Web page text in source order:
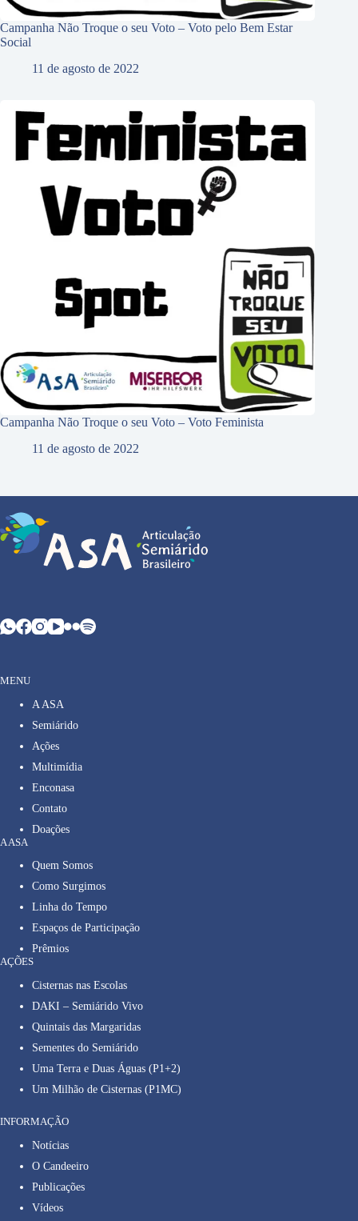
Campanha Não Troque o seu Voto – Voto pelo Bem Estar
Social
11 de agosto de 2022
Campanha Não Troque o seu Voto – Voto Feminista
11 de agosto de 2022
MENU
A ASA
Semiárido
Ações
Multimídia
Enconasa
Contato
Doações
A ASA
Quem Somos
Como Surgimos
Linha do Tempo
Espaços de Participação
Prêmios
AÇÕES
Cisternas nas Escolas
DAKI – Semiárido Vivo
Quintais das Margaridas
Sementes do Semiárido
Uma Terra e Duas Águas (P1+2)
Um Milhão de Cisternas (P1MC)
INFORMAÇÃO
Notícias
O Candeeiro
Publicações
Vídeos